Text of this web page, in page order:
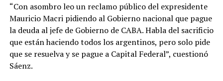
“Con asombro leo un reclamo público del expresidente
Mauricio Macri pidiendo al Gobierno nacional que pague
la deuda al jefe de Gobierno de CABA. Habla del sacrificio
que están haciendo todos los argentinos, pero solo pide
que se resuelva y se pague a Capital Federal”, cuestionó
Sáenz.